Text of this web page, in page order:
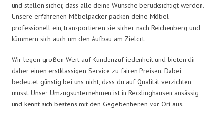
und stellen sicher, dass alle deine Wünsche berücksichtigt werden.
Unsere erfahrenen Möbelpacker packen deine Möbel
professionell ein, transportieren sie sicher nach Reichenberg und
kümmern sich auch um den Aufbau am Zielort.
Wir legen großen Wert auf Kundenzufriedenheit und bieten dir
daher einen erstklassigen Service zu fairen Preisen. Dabei
bedeutet günstig bei uns nicht, dass du auf Qualität verzichten
musst. Unser Umzugsunternehmen ist in Recklinghausen ansässig
und kennt sich bestens mit den Gegebenheiten vor Ort aus.